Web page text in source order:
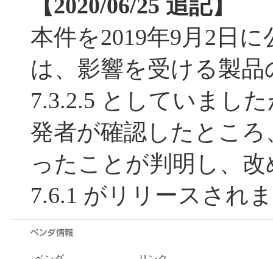
【2020/06/25 追記】
本件を2019年9月2日
は、影響を受ける製
7.3.2.5 としていまし
発者が確認したとこ
ったことが判明し、
7.6.1 がリリースされ